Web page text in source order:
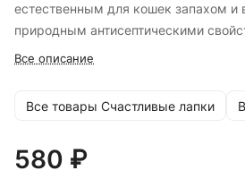
естественным для кошек запахом и
природным антисептическими
Все описание
Все товары Счастливые лапки
580 ₽